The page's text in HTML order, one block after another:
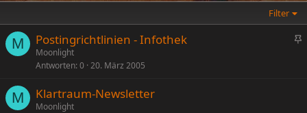
Filter
M
A
Postingrichtlinien - Infothek
Moonlight
Antworten 0 20. März 2005
M Klartraum-Newsletter
Moonlight